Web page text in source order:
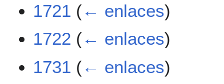
1721 (← enlaces)
1722 (← enlaces)
1731 (← enlaces)